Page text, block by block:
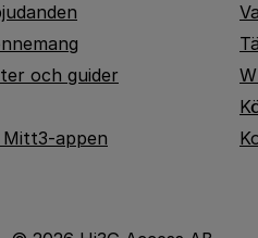
och guider
Mitt3-appen